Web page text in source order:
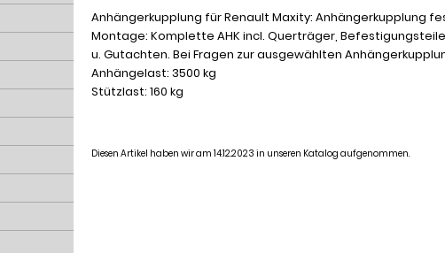
Anhängerkupplung für Renault Maxity: Anhängerkupplung
Montage: Komplette AHK incl. Querträger,
u. Gutachten. Bei Fragen zur ausgewählten
Anhängelast: 3500 kg
Stützlast: 160 kg
Diesen Artikel haben wir am 14.12.2023 in unseren Katalog aufgenommen.